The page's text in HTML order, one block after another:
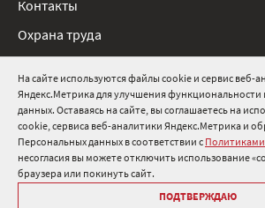
На сайте используются файлы cookie и сервис веб-
Яндекс.Метрика для улучшения функциональности
данных. Оставаясь на сайте, вы соглашаетесь на
cookie, сервиса веб-аналитики Яндекс.Метрика и
Персональных данных в соответствии с
несогласия вы можете отключить использование
браузера или покинуть сайт.
ПОДТВЕРЖДАЮ
8 800 511 91 82
info@onduline.ru
Россия Беларусь Казахстан
Контакты
Охрана труда